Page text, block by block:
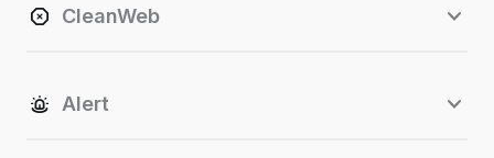
CleanWeb
Alert